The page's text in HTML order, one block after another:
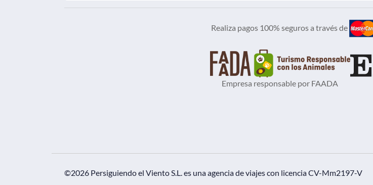
Realiza pagos 100% seguros a través de
Empresa responsable por FAADA
©2026 Persiguiendo el Viento S.L.es una agencia de viajes con licencia CV-Mm2197-V